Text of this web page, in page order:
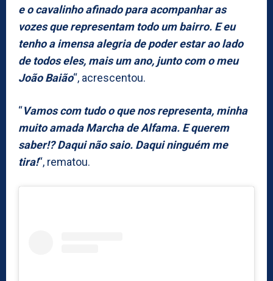
e o cavalinho afinado para acompanhar as
vozes que representam todo um bairro. E eu
tenho a imensa alegria de poder estar ao lado
de todos eles, mais um ano, junto com o meu
João Baião“, acrescentou.
“Vamos com tudo o que nos representa, minha
muito amada Marcha de Alfama. E querem
saber!? Daqui não saio. Daqui ninguém me
tira!“, rematou.